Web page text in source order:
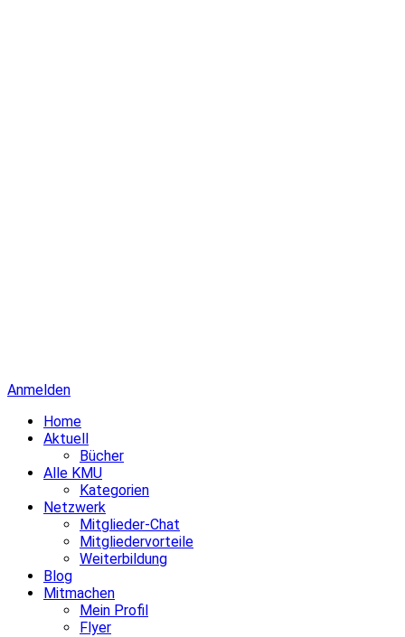
Anmelden
Home
Aktuell
Bücher
Alle KMU
Kategorien
Netzwerk
Mitglieder-Chat
Mitgliedervorteile
Weiterbildung
Blog
Mitmachen
Mein Profil
Flyer